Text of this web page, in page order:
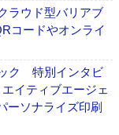
ラウド型バリアブ
コードやオンライ
ック 特別インタビ
イティブエージェ
ーソナライズ印刷